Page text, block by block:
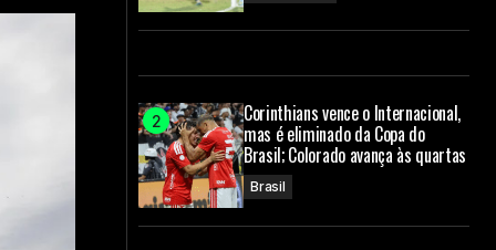
Corinthians vence o Internacional,
mas é eliminado da Copa do
Brasil; Colorado avança às quartas
Brasil